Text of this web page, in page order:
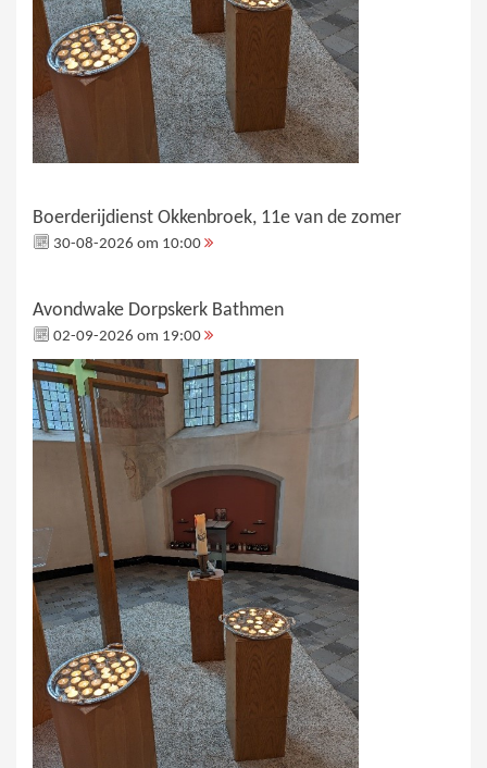
Boerderijdienst Okkenbroek, 11e van de zomer
30-08-2026 om 10:00
Avondwake Dorpskerk Bathmen
02-09-2026 om 19:00